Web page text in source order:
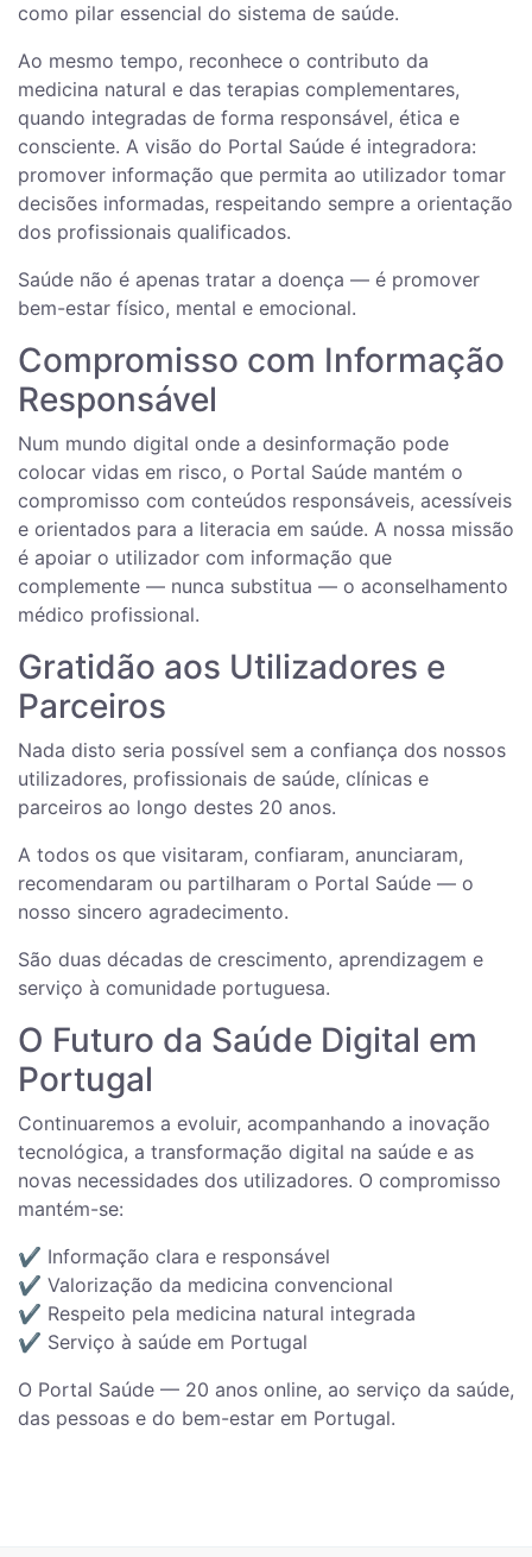
como pilar essencial do sistema de saúde.
Ao mesmo tempo, reconhece o contributo da
medicina natural e das terapias complementares,
quando integradas de forma responsável, ética e
consciente. A visão do Portal Saúde é integradora:
promover informação que permita ao utilizador tomar
decisões informadas, respeitando sempre a orientação
dos profissionais qualificados.
Saúde não é apenas tratar a doença — é promover
bem-estar físico, mental e emocional.
Compromisso com Informação
Responsável
Num mundo digital onde a desinformação pode
colocar vidas em risco, o Portal Saúde mantém o
compromisso com conteúdos responsáveis, acessíveis
e orientados para a literacia em saúde. A nossa missão
é apoiar o utilizador com informação que
complemente — nunca substitua — o aconselhamento
médico profissional.
Gratidão aos Utilizadores e
Parceiros
Nada disto seria possível sem a confiança dos nossos
utilizadores, profissionais de saúde, clínicas e
parceiros ao longo destes 20 anos.
A todos os que visitaram, confiaram, anunciaram,
recomendaram ou partilharam o Portal Saúde — o
nosso sincero agradecimento.
São duas décadas de crescimento, aprendizagem e
serviço à comunidade portuguesa.
O Futuro da Saúde Digital em
Portugal
Continuaremos a evoluir, acompanhando a inovação
tecnológica, a transformação digital na saúde e as
novas necessidades dos utilizadores. O compromisso
mantém-se:
✔️ Informação clara e responsável
✔️ Valorização da medicina convencional
✔️ Respeito pela medicina natural integrada
✔️ Serviço à saúde em Portugal
O Portal Saúde — 20 anos online, ao serviço da saúde,
das pessoas e do bem-estar em Portugal.